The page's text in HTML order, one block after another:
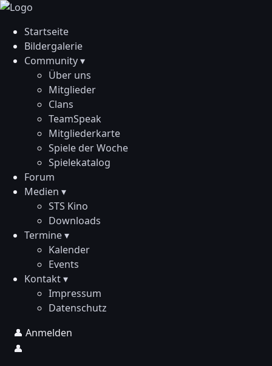
Startseite
Bildergalerie
Community ▾
Über uns
Mitglieder
Clans
TeamSpeak
Mitgliederkarte
Spiele der Woche
Spielekatalog
Forum
Medien ▾
STS Kino
Downloads
Termine ▾
Kalender
Events
Kontakt ▾
Impressum
Datenschutz
👤 Anmelden
👤